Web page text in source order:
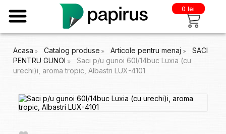
0 lei
Acasa Catalog produse Articole pentru menaj
SACI
PENTRU GUNOI
Saci p/u gunoi 60l/14buc Luxia (cu
urechi)i, aroma tropic, Albastri LUX-4101